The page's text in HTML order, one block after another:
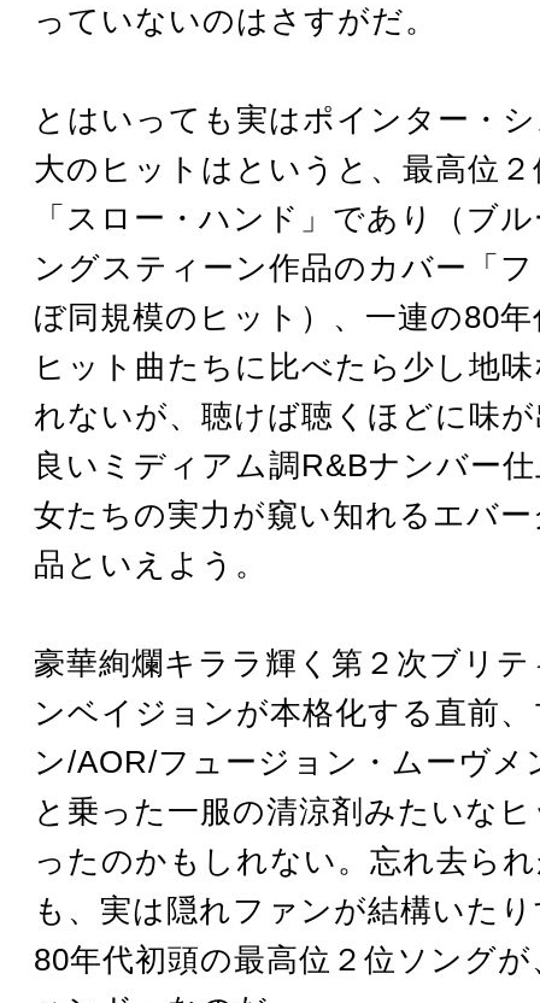
っていないのはさすがだ。
とはいっても実はポインター・
大のヒットはというと、最高位
「スロー・ハンド」であり（ブ
ングスティーン作品のカバー「
ぼ同規模のヒット）、一連の80
ヒット曲たちに比べたら少し地
れないが、聴けば聴くほどに味
良いミディアム調R&Bナンバー
女たちの実力が窺い知れるエバ
品といえよう。
豪華絢爛キララ輝く第２次ブリ
ンベイジョンが本格化する直前
ン/AOR/フュージョン・ムーヴメ
と乗った一服の清涼剤みたいな
ったのかもしれない。忘れ去ら
も、実は隠れファンが結構いた
80年代初頭の最高位２位ソング